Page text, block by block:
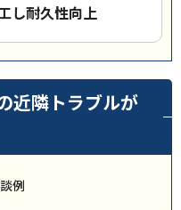
し耐久性向上
近隣トラブルが
例